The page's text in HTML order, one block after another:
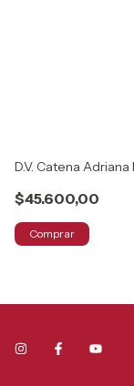
D.V. Catena
$45.600,00
Comprar